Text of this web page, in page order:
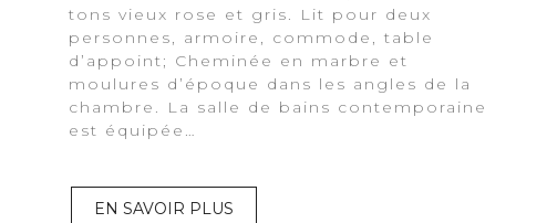
tons vieux rose et gris. Lit pour deux
personnes, armoire, commode, table
d’appoint; Cheminée en marbre et
moulures d’époque dans les angles de la
chambre. La salle de bains contemporaine
est équipée…
EN SAVOIR PLUS